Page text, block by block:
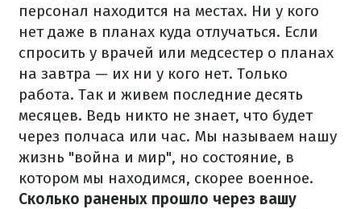
персонал находится на местах. Ни у кого
нет даже в планах куда отлучаться. Если
спросить у врачей или медсестер о планах
на завтра — их ни у кого нет. Только
работа. Так и живем последние десять
месяцев. Ведь никто не знает, что будет
через полчаса или час. Мы называем нашу
жизнь "война и мир", но состояние, в
котором мы находимся, скорее военное.
Сколько раненых прошло через вашу